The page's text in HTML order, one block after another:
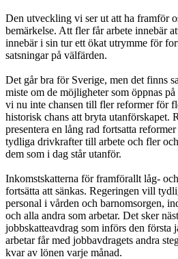
Den utveckling vi ser ut att ha framför
bemärkelse. Att fler får arbete innebär
innebär i sin tur ett ökat utrymme för
satsningar på välfärden.
Det går bra för Sverige, men det finns
miste om de möjligheter som öppnas
vi nu inte chansen till fler reformer för
historisk chans att bryta utanförskapet.
presentera en lång rad fortsatta
tydliga drivkrafter till arbete och fler
dem som i dag står utanför.
Inkomstskatterna för framförallt låg-
fortsätta att sänkas. Regeringen vill
personal i vården och barnomsorgen,
och alla andra som arbetar. Det sker
jobbskatteavdrag som införs den första
arbetar får med jobbavdragets andra
kvar av lönen varje månad.